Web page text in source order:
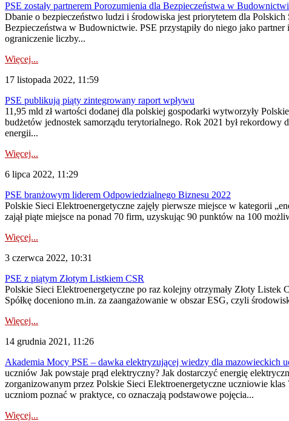
PSE zostały partnerem Porozumienia dla Bezpieczeństwa w
Dbanie o bezpieczeństwo ludzi i środowiska jest priorytetem dla
Bezpieczeństwa w Budownictwie. PSE przystąpiły do niego jako
ograniczenie liczby...
Więcej...
17 listopada 2022, 11:59
PSE publikują piąty zintegrowany raport wpływu
11,95 mld zł wartości dodanej dla polskiej gospodarki wytworzyły
budżetów jednostek samorządu terytorialnego. Rok 2021 był
energii...
Więcej...
6 lipca 2022, 11:29
PSE branżowym liderem Odpowiedzialnego Biznesu 2022
Polskie Sieci Elektroenergetyczne zajęły pierwsze miejsce w kategorii
zajął piąte miejsce na ponad 70 firm, uzyskując 90 punktów na 100
Więcej...
3 czerwca 2022, 10:31
PSE z piątym Złotym Listkiem CSR
Polskie Sieci Elektroenergetyczne po raz kolejny otrzymały Złoty
Spółkę doceniono m.in. za zaangażowanie w obszar ESG, czyli
Więcej...
14 grudnia 2021, 11:26
Akademia Mocy PSE – dawka elektryzującej wiedzy dla mazowieckich
uczniów Jak powstaje prąd elektryczny? Jak dostarczyć energię
zorganizowanym przez Polskie Sieci Elektroenergetyczne uczniowie
uczniom poznać w praktyce, co oznaczają podstawowe pojęcia...
Więcej...